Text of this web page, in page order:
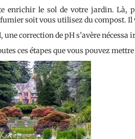
enrichir le sol de votre jardin. Là,
fumier soit vous utilisez du compost.
une correction de pH s’avère
ces étapes que vous pouvez